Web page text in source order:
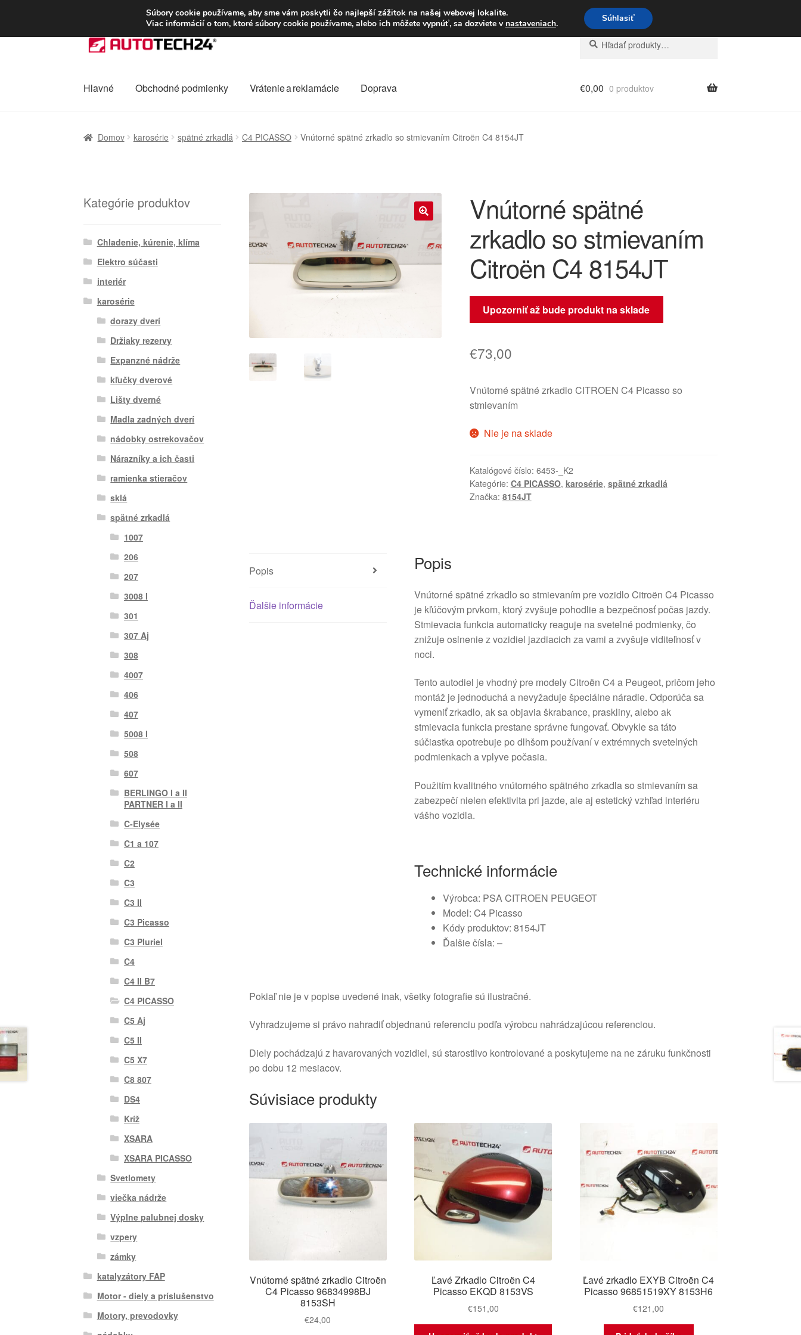
DOPRAVA od 6 EUR Po–Pi 09:00–16:00 233 221 276
Preskočiť
na
Preskočiť
na
Hľadať:
Vyhľadávanie
Hlavné Obchodné podmienky Vrátenie a reklamácie Doprava €0,00 0 produktov
Domov karosérie spätné zrkadlá C4 PICASSO Vnútorné spätné zrkadlo so stmievaním Citroën C4 8154JT
Vnútorné spätné
zrkadlo so stmievaním
Citroën C4 8154JT
Upozorniť až bude produkt na sklade
€73,00
Vnútorné spätné zrkadlo CITROEN C4 Picasso so
stmievaním
Nie je na sklade
Katalógové číslo: 6453-_K2
Kategórie: C4 PICASSO, karosérie, spätné zrkadlá
Značka: 8154JT
Popis
Ďalšie informácie
Popis
Vnútorné spätné zrkadlo so stmievaním pre vozidlo Citroën C4 Picasso
je kľúčovým prvkom, ktorý zvyšuje pohodlie a bezpečnosť počas jazdy.
Stmievacia funkcia automaticky reaguje na svetelné podmienky, čo
znižuje oslnenie z vozidiel jazdiacich za vami a zvyšuje viditeľnosť v
noci.
Tento autodiel je vhodný pre modely Citroën C4 a Peugeot, pričom jeho
montáž je jednoduchá a nevyžaduje špeciálne náradie. Odporúča sa
vymeniť zrkadlo, ak sa objavia škrabance, praskliny, alebo ak
stmievacia funkcia prestane správne fungovať. Obvykle sa táto
súčiastka opotrebuje po dlhšom používaní v extrémnych svetelných
podmienkach a vplyve počasia.
Použitím kvalitného vnútorného spätného zrkadla so stmievaním sa
zabezpečí nielen efektivita pri jazde, ale aj estetický vzhľad interiéru
vášho vozidla.
Technické informácie
Výrobca: PSA CITROEN PEUGEOT
Model: C4 Picasso
Kódy produktov: 8154JT
Ďalšie čísla: –
Pokiaľ nie je v popise uvedené inak, všetky fotografie sú ilustračné.
Vyhradzujeme si právo nahradiť objednanú referenciu podľa výrobcu nahrádzajúcou referenciou.
Diely pochádzajú z havarovaných vozidiel, sú starostlivo kontrolované a poskytujeme na ne záruku funkčnosti
po dobu 12 mesiacov.
Súvisiace produkty
Vnútorné spätné zrkadlo Citroën
C4 Picasso 96834998BJ
8153SH
€24,00
Ľavé Zrkadlo Citroën C4
Picasso EKQD 8153VS
€151,00
Ľavé zrkadlo EXYB Citroën C4
Picasso 96851519XY 8153H6
€121,00
Kategórie produktov
Chladenie, kúrenie, klíma
Elektro súčasti
interiér
karosérie
dorazy dverí
Držiaky rezervy
Expanzné nádrže
kľučky dverové
Lišty dverné
Madla zadných dverí
nádobky ostrekovačov
Nárazníky a ich časti
ramienka stieračov
sklá
spätné zrkadlá
1007
206
207
3008 I
301
307 Aj
308
4007
406
407
5008 I
508
607
BERLINGO I a II
PARTNER I a II
C-Elysée
C1 a 107
C2
C3
C3 II
C3 Picasso
C3 Pluriel
C4
C4 II B7
C4 PICASSO
C5 Aj
C5 II
C5 X7
C8 807
DS4
Kríž
XSARA
XSARA PICASSO
Svetlomety
viečka nádrže
Výplne palubnej dosky
vzpery
zámky
katalyzátory FAP
Motor - diely a príslušenstvo
Motory, prevodovky
Súbory cookie používame, aby sme vám poskytli čo najlepší zážitok na našej webovej lokalite.
Viac informácií o tom, ktoré súbory cookie používame, alebo ich môžete vypnúť, sa dozviete v nastaveniach. Súhlasiť